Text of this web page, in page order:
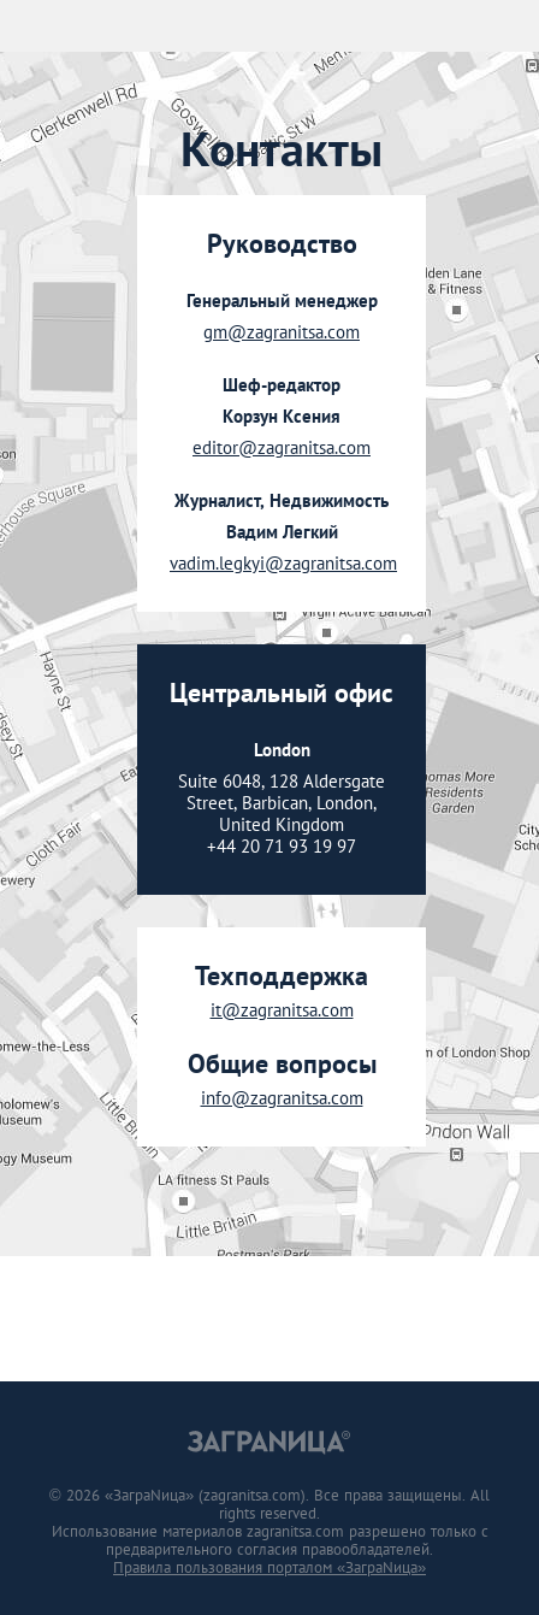
Контакты
Руководство
Генеральный менеджер
gm@zagranitsa.com
Шеф-редактор
Корзун Ксения
editor@zagranitsa.com
Журналист, Недвижимость
Вадим Легкий
vadim.legkyi@zagranitsa.com
Центральный офис
London
Suite 6048, 128 Aldersgate
Street, Barbican, London,
United Kingdom
+44 20 71 93 19 97
Техподдержка
it@zagranitsa.com
Общие вопросы
info@zagranitsa.com
© 2026 «ЗаграNица» (zagranitsa.com). Все права защищены. All
rights reserved.
Использование материалов zagranitsa.com разрешено только с
предварительного согласия правообладателей.
Правила пользования порталом «ЗаграNица»